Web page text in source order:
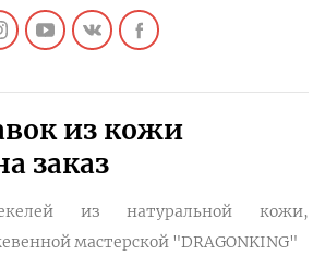
из кожи
заказ
из натуральной кожи,
мастерской "DRAGONKING"